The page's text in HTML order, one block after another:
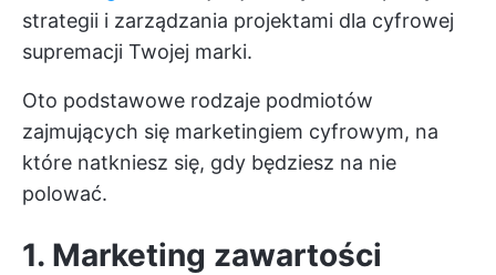
strategii i zarządzania projektami dla cyfrowej
supremacji Twojej marki.
Oto podstawowe rodzaje podmiotów
zajmujących się marketingiem cyfrowym, na
które natkniesz się, gdy będziesz na nie
polować.
1. Marketing zawartości